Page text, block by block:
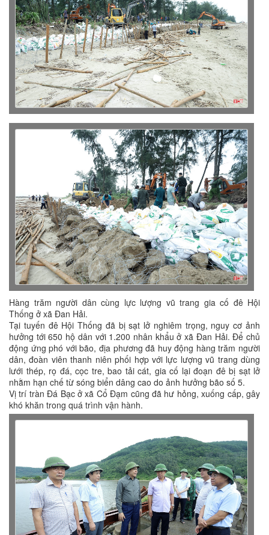
Hàng trăm người dân cùng lực lượng vũ trang gia cố đê Hội
Thống ở xã Đan Hải.
Tại tuyến đê Hội Thống đã bị sạt lở nghiêm trọng, nguy cơ ảnh
hưởng tới 650 hộ dân với 1.200 nhân khẩu ở xã Đan Hải. Để chủ
động ứng phó với bão, địa phương đã huy động hàng trăm người
dân, đoàn viên thanh niên phối hợp với lực lượng vũ trang dùng
lưới thép, rọ đá, cọc tre, bao tải cát, gia cố lại đoạn đê bị sạt lở
nhằm hạn chế từ sóng biển dâng cao do ảnh hưởng bão số 5.
Vị trí tràn Đá Bạc ở xã Cổ Đạm cũng đã hư hỏng, xuống cấp, gây
khó khăn trong quá trình vận hành.